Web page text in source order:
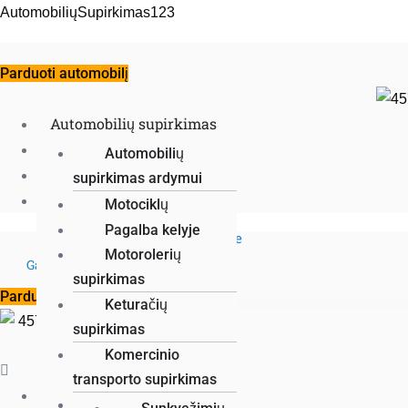
Skip
AutomobiliųSupirkimas123
Parduoti automobilį
Menu Automobilių supirkimas
Automobilių
supirkimas ardymui
Japoniškų
automobilių
supirkimas
Retro (senovinių)
automobilių
supirkimas
Kiek moka
automobilių
supirkėjai?
Automobilių utilizavimas
Kitas transportas
Motociklų
supirkimas
Motorolerių
supirkimas
Keturačių
supirkimas
Komercinio
transporto supirkimas
Automobilių pervežimas
Pagalba kelyje
Dirbame visoje Lietuvoje
+37061432222
Gaukite geriausią
pasiūlymą!
Parduoti automobilį
Menu
Automobilių supirkimas